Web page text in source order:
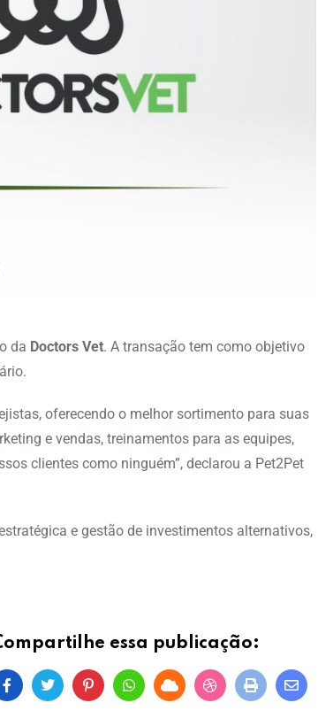
da Doctors Vet. A transação tem como objetivo
oferecendo o melhor sortimento para suas
e vendas, treinamentos para as equipes,
clientes como ninguém”, declarou a Pet2Pet
e gestão de investimentos alternativos,
essa publicação: